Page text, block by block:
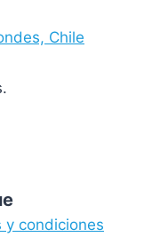
Chile
y condiciones